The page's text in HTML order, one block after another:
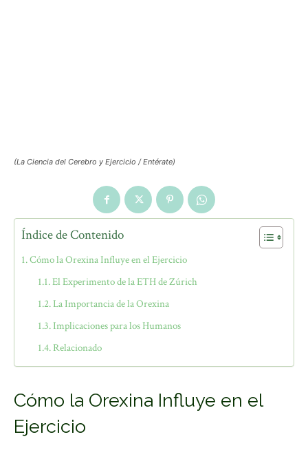
(La Ciencia del Cerebro y Ejercicio / Entérate)
Índice de Contenido
Cómo la Orexina Influye en el Ejercicio
El Experimento de la ETH de Zúrich
La Importancia de la Orexina
Implicaciones para los Humanos
Relacionado
Cómo la Orexina Influye en el
Ejercicio